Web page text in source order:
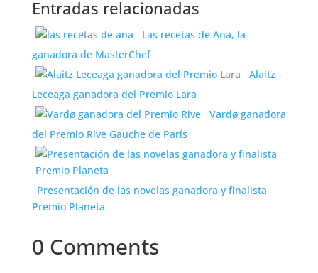
Entradas relacionadas
Las recetas de Ana, la
ganadora de MasterChef
Alaitz
Leceaga ganadora del Premio Lara
Vardø ganadora
del Premio Rive Gauche de París
Presentación de las novelas ganadora y finalista
Premio Planeta
0 Comments